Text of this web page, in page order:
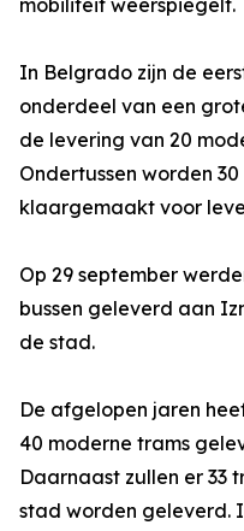
mobiliteit weerspiegelt.
In Belgrado zijn de
onderdeel van een
de levering van 20
Ondertussen worden
klaargemaakt voor
Op 29 september
bussen geleverd aan
de stad.
De afgelopen jaren
40 moderne trams
Daarnaast zullen er 33
stad worden geleverd.